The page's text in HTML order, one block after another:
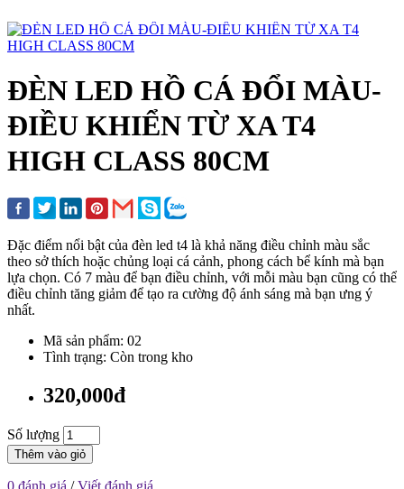
ĐÈN LED HỒ CÁ ĐỔI MÀU-
ĐIỀU KHIỂN TỪ XA T4
HIGH CLASS 80CM
Đặc điểm nổi bật của đèn led t4 là khả năng điều chỉnh màu sắc
theo sở thích hoặc chủng loại cá cảnh, phong cách bể kính mà bạn
lựa chọn. Có 7 màu để bạn điều chỉnh, với mỗi màu bạn cũng có thể
điều chỉnh tăng giảm để tạo ra cường độ ánh sáng mà bạn ưng ý
nhất.
Mã sản phẩm: 02
Tình trạng: Còn trong kho
320,000đ
Số lượng
Thêm vào giỏ